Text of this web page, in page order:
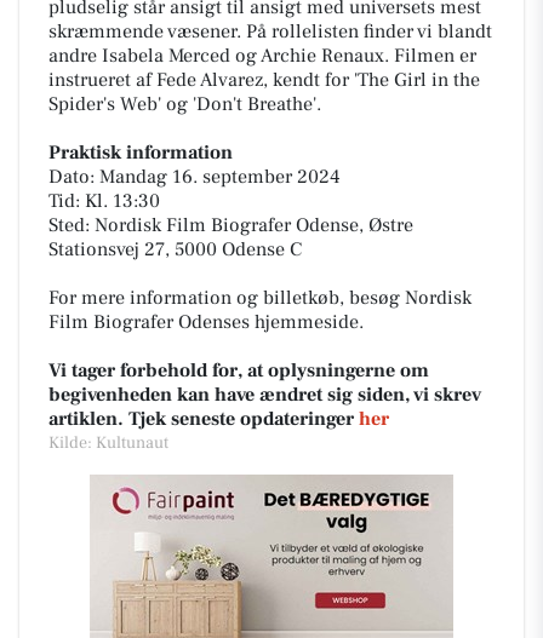
pludselig står ansigt til ansigt med universets mest
skræmmende væsener. På rollelisten finder vi blandt
andre Isabela Merced og Archie Renaux. Filmen er
instrueret af Fede Alvarez, kendt for 'The Girl in the
Spider's Web' og 'Don't Breathe'.
Praktisk information
Dato: Mandag 16. september 2024
Tid: Kl. 13:30
Sted: Nordisk Film Biografer Odense, Østre
Stationsvej 27, 5000 Odense C
For mere information og billetkøb, besøg Nordisk
Film Biografer Odenses hjemmeside.
Vi tager forbehold for, at oplysningerne om
begivenheden kan have ændret sig siden, vi skrev
artiklen. Tjek seneste opdateringer her
Kilde: Kultunaut